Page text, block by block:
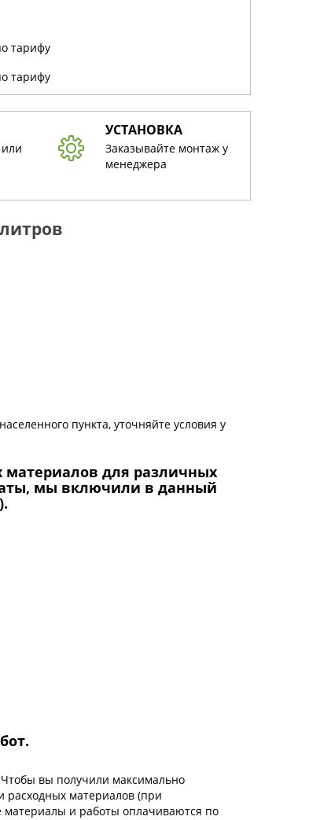
тарифу
тарифу
УСТАНОВКА
Заказывайте монтаж у
менеджера
пункта, уточняйте условия у
материалов для различных
мы включили в данный
Чтобы вы получили максимально
расходных материалов (при
материалы и работы оплачиваются по